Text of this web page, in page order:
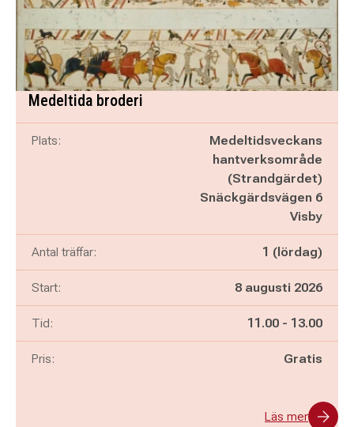
Medeltida broderi
Plats:
Medeltidsveckans
hantverksområde
(Strandgärdet)
Snäckgärdsvägen 6
Visby
Antal träffar: 1 (lördag)
Start: 8 augusti 2026
Tid: Pågår mellan
11.00 - och
13.00
Pris: Gratis
Läs mer